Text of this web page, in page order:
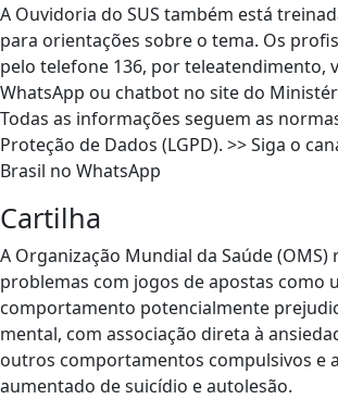
A Ouvidoria do SUS também está
para orientações sobre o tema. Os
pelo telefone 136, por teleatendimento,
WhatsApp ou chatbot no site do
Todas as informações seguem as
Proteção de Dados (LGPD). >> Siga o
Brasil no WhatsApp
Cartilha
A Organização Mundial da Saúde (OMS)
problemas com jogos de apostas como
comportamento potencialmente
mental, com associação direta à
outros comportamentos compulsivos e
aumentado de suicídio e autolesão.